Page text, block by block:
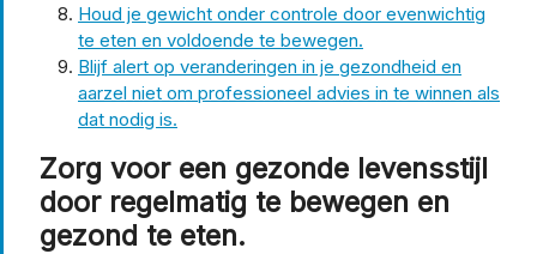
Houd je gewicht onder controle door evenwichtig
te eten en voldoende te bewegen.
Blijf alert op veranderingen in je gezondheid en
aarzel niet om professioneel advies in te winnen als
dat nodig is.
Zorg voor een gezonde levensstijl
door regelmatig te bewegen en
gezond te eten.